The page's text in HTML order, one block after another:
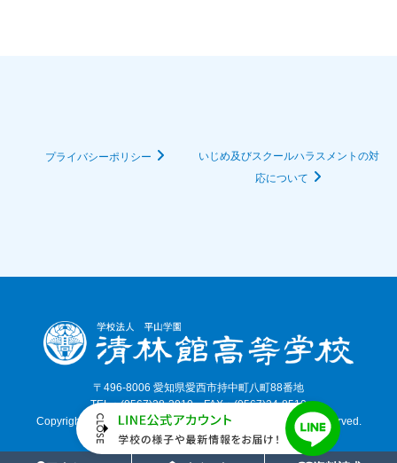
プライバシーポリシー
いじめ及びスクールハラスメントの対
応について
〒496-8006 愛知県愛西市持中町八町88番地
TEL：(0567)28-3010 FAX：(0567)24-8510
Copyright©, 2026 SEIRINKAN HIGH SCHOOL. All Rights Reserved.